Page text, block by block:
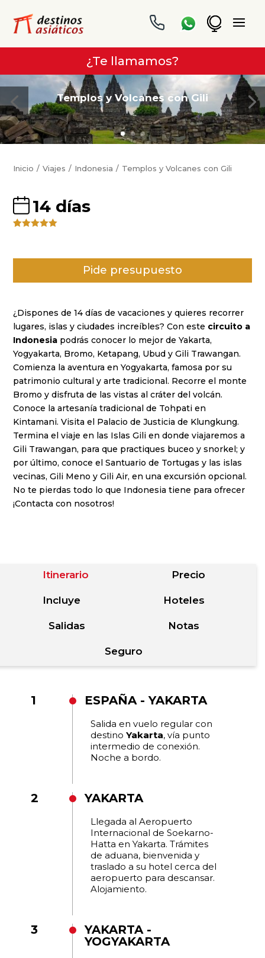
¿Te llamamos?
Templos y Volcanes con Gili
Inicio Viajes Indonesia Templos y Volcanes con Gili
14 días
en
clientes
Pide presupuesto
¿Dispones de 14 días de vacaciones y quieres recorrer
lugares, islas y ciudades increíbles? Con este circuito a
Indonesia podrás conocer lo mejor de Yakarta,
Yogyakarta, Bromo, Ketapang, Ubud y Gili Trawangan.
Comienza la aventura en Yogyakarta, famosa por su
patrimonio cultural y arte tradicional. Recorre el monte
Bromo y disfruta de las vistas al cráter del volcán.
Conoce la artesanía tradicional de Tohpati en
Kintamani. Visita el Palacio de Justicia de Klungkung.
Termina el viaje en las Islas Gili en donde viajaremos a
Gili Trawangan, para que practiques buceo y snorkel; y
por último, conoce el Santuario de Tortugas y las islas
vecinas, Gili Meno y Gili Air, en una excursión opcional.
No te pierdas todo lo que Indonesia tiene para ofrecer
¡Contacta con nosotros!
Itinerario Precio
Incluye Hoteles
Salidas Notas
Seguro
1 ESPAÑA - YAKARTA
Salida en vuelo regular con
destinoYakarta, vía punto
intermedio de conexión.
Noche a bordo.
2 YAKARTA
Llegada al Aeropuerto
Internacional de Soekarno-
Hatta en Yakarta. Trámites
de aduana, bienvenida y
traslado a su hotel cerca del
aeropuerto para descansar.
Alojamiento.
3
YAKARTA -
YOGYAKARTA